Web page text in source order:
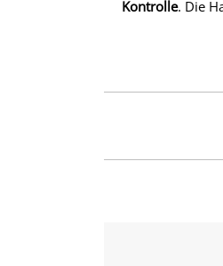
Kontrolle. Die